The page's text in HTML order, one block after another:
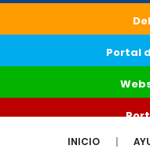
Portal
INICIO